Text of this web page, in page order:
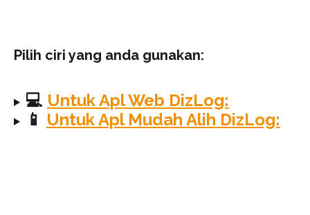
Pilih ciri yang anda gunakan:
💻 Untuk Apl Web DizLog:
📱 Untuk Apl Mudah Alih DizLog: